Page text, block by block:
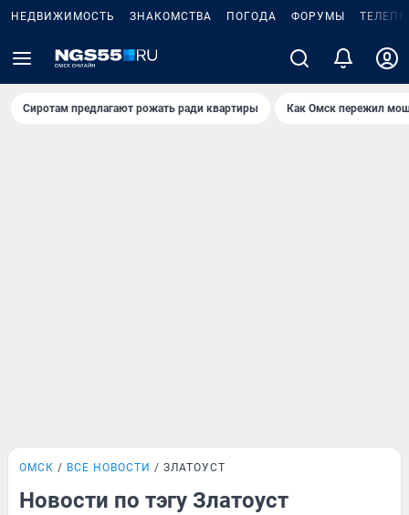
НЕДВИЖИМОСТЬ ЗНАКОМСТВА ПОГОДА ФОРУМЫ
Сиротам предлагают рожать ради квартиры Как Омск пережил
ОМСК ВСЕ НОВОСТИ ЗЛАТОУСТ
Новости по тэгу Златоуст